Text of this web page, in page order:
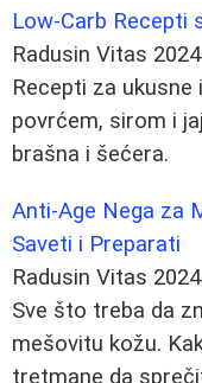
Low-Carb Recepti
Radusin Vitas
Recepti za
povrćem, sirom i
brašna i šećera.
Anti-Age Nega za
Saveti i Preparati
Radusin Vitas
Sve što treba da
mešovitu kožu.
tretmane da